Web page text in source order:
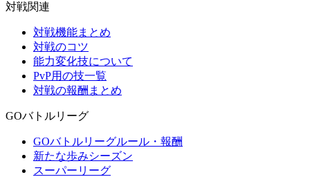
対戦関連
対戦機能まとめ
対戦のコツ
能力変化技について
PvP用の技一覧
対戦の報酬まとめ
GOバトルリーグ
GOバトルリーグルール・報酬
新たな歩みシーズン
スーパーリーグ